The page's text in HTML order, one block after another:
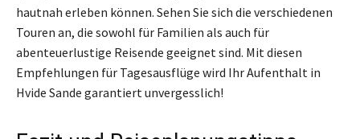
hautnah erleben können. Sehen Sie sich die verschiedenen
Touren an, die sowohl für Familien als auch für
abenteuerlustige Reisende geeignet sind. Mit diesen
Empfehlungen für Tagesausflüge wird Ihr Aufenthalt in
Hvide Sande garantiert unvergesslich!